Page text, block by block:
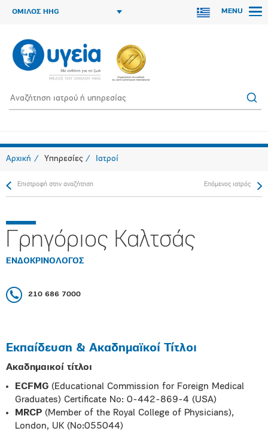
ΟΜΙΛΟΣ HHG MENU
Αρχική Υπηρεσίες Ιατροί
Επιστροφή στην αναζήτηση Επόμενος ιατρός
Γρηγόριος Καλτσάς
ΕΝΔΟΚΡΙΝΟΛΟΓΟΣ
210 686 7000
Εκπαίδευση & Ακαδημαϊκοί Τίτλοι
Aκαδημαικοί τίτλοι
ECFMG (Educational Commission for Foreign Medical
Graduates) Certificate No: 0-442-869-4 (USA)
MRCP (Member of the Royal College of Physicians),
London, UK (Νο:055044)